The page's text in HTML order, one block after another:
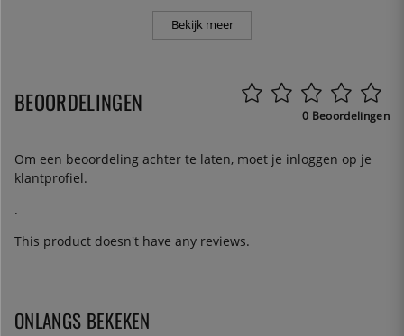
Bekijk meer
BEOORDELINGEN 0 Beoordelingen
Om een beoordeling achter te laten, moet je inloggen op je
klantprofiel.
.
This product doesn't have any reviews.
ONLANGS BEKEKEN